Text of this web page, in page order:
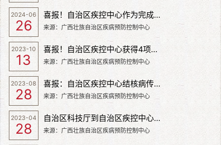
喜报！自治区疾控中心作为完成单位之一的科研项目荣获2023年度国家科技进步二等奖
2024-06
26 来源：广西壮族自治区疾病预防控制中心
喜报！自治区疾控中心获得4项2022年度广西医药卫生适宜技术推广奖
2023-10
13 来源：广西壮族自治区疾病预防控制中心
喜报：自治区疾控中心结核病传播和耐药机制研究项目获国家自然科学基金立项资助
2023-08
28 来源：广西壮族自治区疾病预防控制中心
自治区科技厅到自治区疾控中心调研自治区重点实验室建设工作
2023-04
28 来源：广西壮族自治区疾病预防控制中心